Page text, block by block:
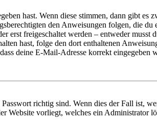
hast. Wenn diese stimmen, dann gibt es
den Anweisungen folgen, die
freigeschaltet werden – entweder
hast, folge den dort enthaltenen
deine E-Mail-Adresse korrekt eingegeben
richtig sind. Wenn dies der Fall ist,
Website vorliegt, welches ein Administrator